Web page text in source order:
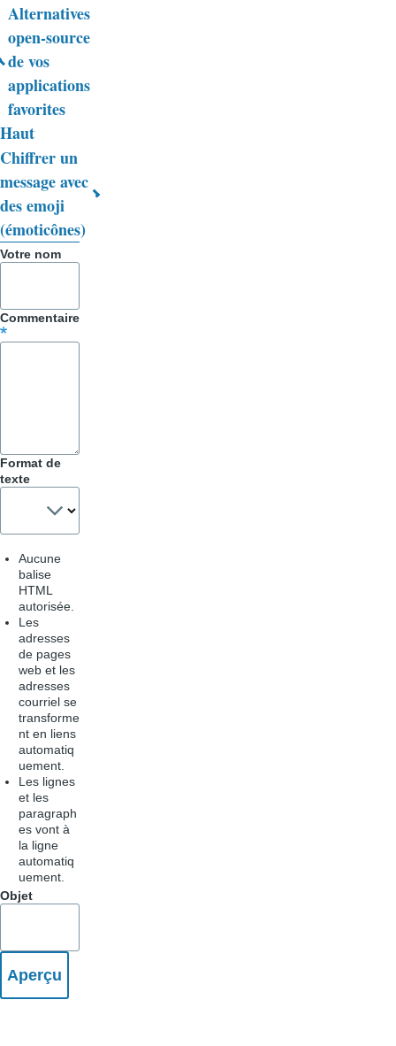
Liens
transversaux
de
livre
pour
Trucs
&
Astuces
Alternatives
open-source
de vos
applications
favorites
Haut
Chiffrer un
message avec
des emoji
(émoticônes)
Votre nom
Commentaire
Format de
texte
Aucune
balise
HTML
autorisée.
Les
adresses
de pages
web et les
adresses
courriel se
transforme
nt en liens
automatiq
uement.
Les lignes
et les
paragraph
es vont à
la ligne
automatiq
uement.
Objet